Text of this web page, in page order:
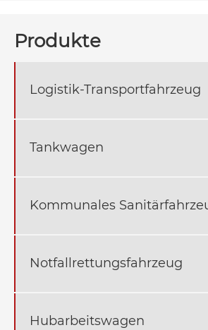
Produkte
Logistik-Transportfahrzeug
Tankwagen
Kommunales
Notfallrettungsfahrzeug
Hubarbeitswagen